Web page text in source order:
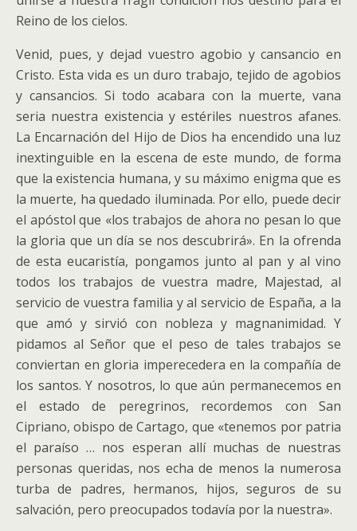
Reino de los cielos.
Venid, pues, y dejad vuestro agobio y cansancio en
Cristo. Esta vida es un duro trabajo, tejido de agobios
y cansancios. Si todo acabara con la muerte, vana
seria nuestra existencia y estériles nuestros afanes.
La Encarnación del Hijo de Dios ha encendido una luz
inextinguible en la escena de este mundo, de forma
que la existencia humana, y su máximo enigma que es
la muerte, ha quedado iluminada. Por ello, puede decir
el apóstol que «los trabajos de ahora no pesan lo que
la gloria que un día se nos descubrirá». En la ofrenda
de esta eucaristía, pongamos junto al pan y al vino
todos los trabajos de vuestra madre, Majestad, al
servicio de vuestra familia y al servicio de España, a la
que amó y sirvió con nobleza y magnanimidad. Y
pidamos al Señor que el peso de tales trabajos se
conviertan en gloria imperecedera en la compañía de
los santos. Y nosotros, lo que aún permanecemos en
el estado de peregrinos, recordemos con San
Cipriano, obispo de Cartago, que «tenemos por patria
el paraíso … nos esperan allí muchas de nuestras
personas queridas, nos echa de menos la numerosa
turba de padres, hermanos, hijos, seguros de su
salvación, pero preocupados todavía por la nuestra».